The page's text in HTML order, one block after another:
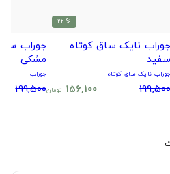
% 22
جوراب نایک ساق کوتاه
سفید
جوراب نایک ساق کوتاه
199,500
156,100 تومان
جوراب
مشکی
جوراب
199,500